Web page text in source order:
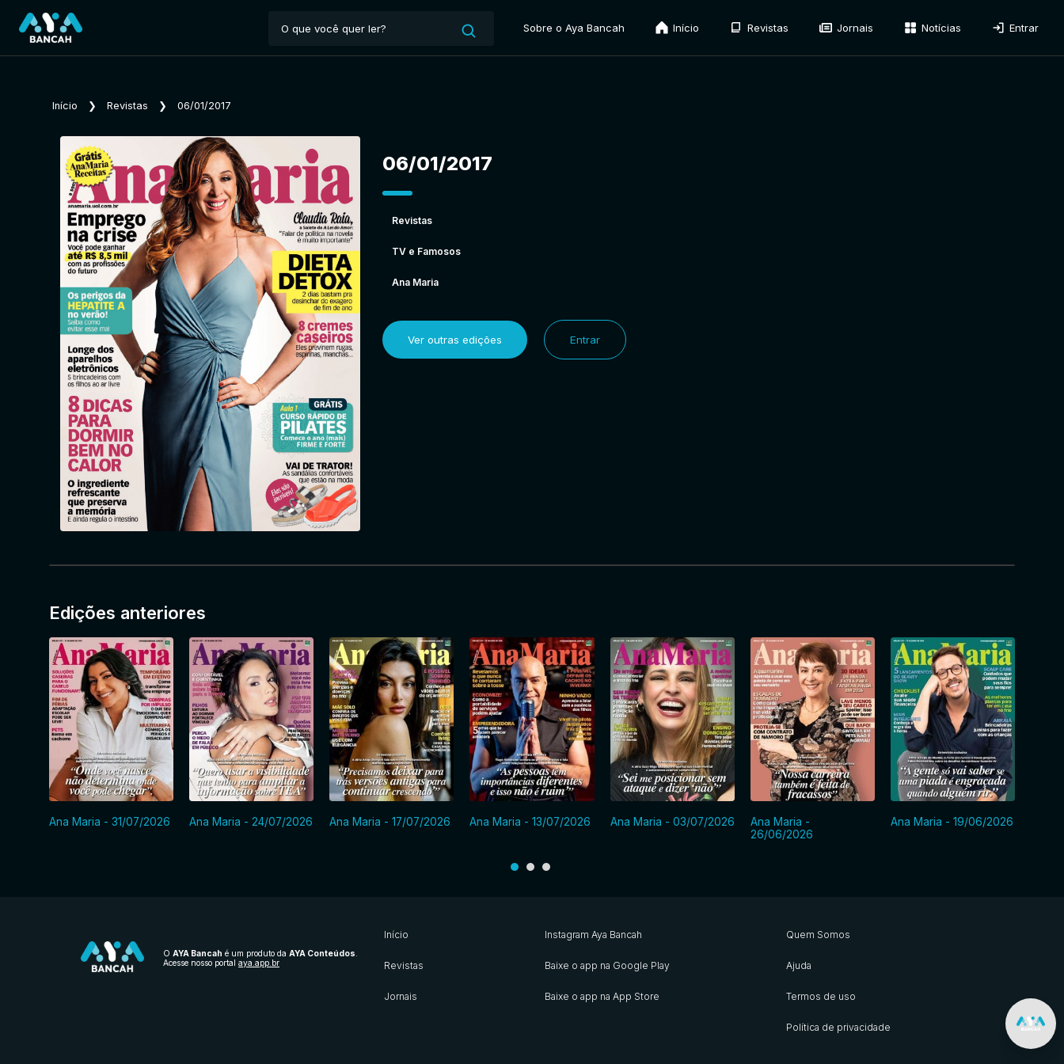
Sobre o Aya Bancah Início Revistas Jornais Notícias Entrar
Início ❯ Revistas ❯ 06/01/2017
06/01/2017
Revistas
TV e Famosos
Ana Maria
Ver outras edições Entrar
Edições anteriores
Ana Maria - 31/07/2026 Ana Maria - 24/07/2026 Ana Maria - 17/07/2026 Ana Maria - 13/07/2026 Ana Maria - 03/07/2026
Ana Maria -
26/06/2026
Ana Maria - 19/06/2026
O AYA Bancah é um produto da AYA Conteúdos
Acesse nosso portal aya.app.br
Início
Revistas
Jornais
Instagram Aya Bancah
Baixe o app na Google Play
Baixe o app na App Store
Quem Somos
Ajuda
Termos de uso
Política de privacidade